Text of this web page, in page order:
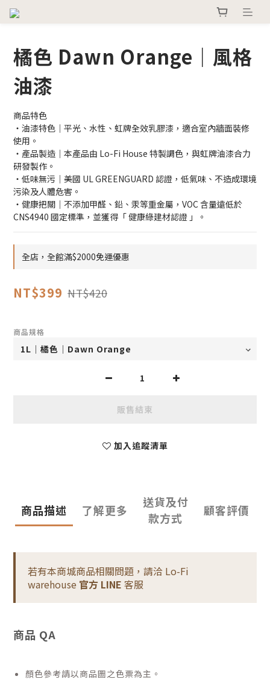
橘色 Dawn Orange｜風格
油漆
商品特色
・油漆特色｜平光、水性、虹牌全效乳膠漆，適合室內牆面裝修
使用。
・產品製造｜本產品由 Lo-Fi House 特製調色，與虹牌油漆合力
研發製作。
・低味無污｜美國 UL GREENGUARD 認證，低氣味、不造成環境
污染及人體危害。
・健康把關｜不添加甲醛、鉛、汞等重金屬，VOC 含量遠低於
CNS4940 國定標準，並獲得「 健康綠建材認證 」。
全店，全館滿$2000免運優惠
NT$399 NT$420
商品規格
販售結束
加入追蹤清單
商品描述 了解更多
送貨及付
款方式
顧客評價
若有本商城商品相關問題，請洽 Lo-Fi
warehouse 官方 LINE 客服
商品 QA
顏色參考請以商品圖之色票為主。